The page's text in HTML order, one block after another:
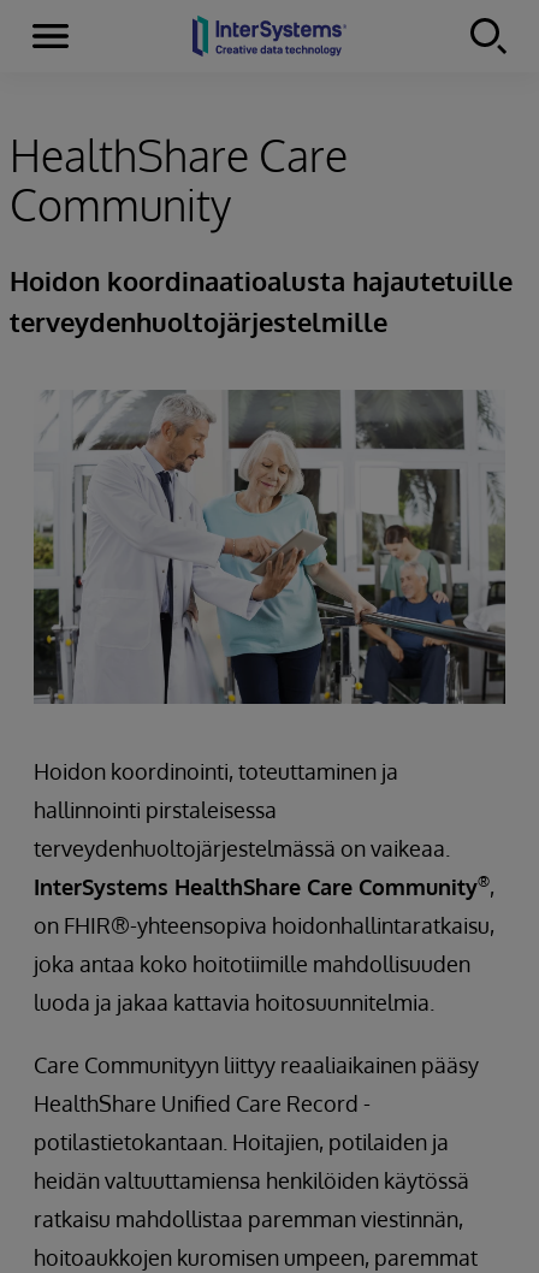
Skip to content
Menu
HealthShare Care
Community
Hoidon koordinaatioalusta hajautetuille
terveydenhuoltojärjestelmille
Hoidon koordinointi, toteuttaminen ja
hallinnointi pirstaleisessa
terveydenhuoltojärjestelmässä on vaikeaa.
InterSystems HealthShare Care Community®,
on FHIR®-yhteensopiva hoidonhallintaratkaisu,
joka antaa koko hoitotiimille mahdollisuuden
luoda ja jakaa kattavia hoitosuunnitelmia.
Care Communityyn liittyy reaaliaikainen pääsy
HealthShare Unified Care Record -
potilastietokantaan. Hoitajien, potilaiden ja
heidän valtuuttamiensa henkilöiden käytössä
ratkaisu mahdollistaa paremman viestinnän,
hoitoaukkojen kuromisen umpeen, paremmat